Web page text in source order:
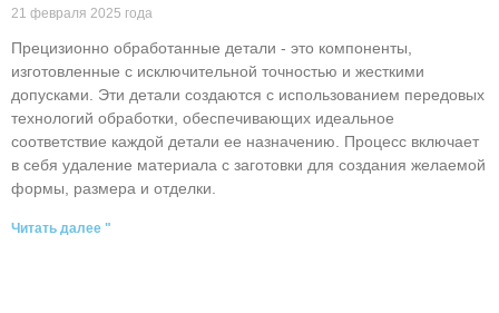
21 февраля 2025 года
Прецизионно обработанные детали - это компоненты,
изготовленные с исключительной точностью и жесткими
допусками. Эти детали создаются с использованием передовых
технологий обработки, обеспечивающих идеальное
соответствие каждой детали ее назначению. Процесс включает
в себя удаление материала с заготовки для создания желаемой
формы, размера и отделки.
Читать далее "